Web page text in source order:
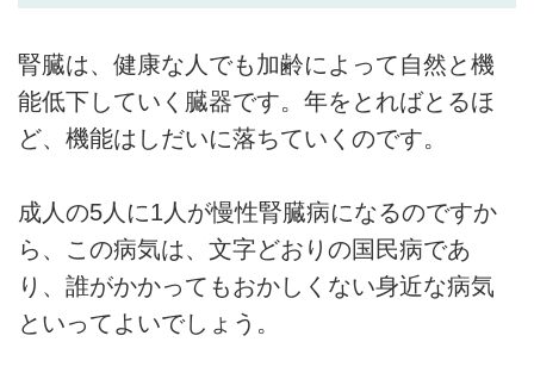
腎臓は、健康な人でも加齢によって自然と機
能低下していく臓器です。年をとればとるほ
ど、機能はしだいに落ちていくのです。
成人の5人に1人が慢性腎臓病になるのですか
ら、この病気は、文字どおりの国民病であ
り、誰がかかってもおかしくない身近な病気
といってよいでしょう。